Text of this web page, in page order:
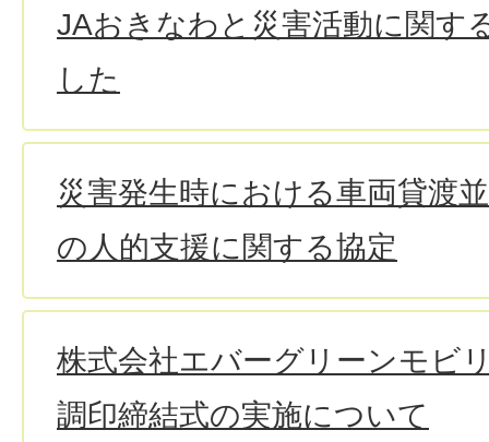
JAおきなわと災害活動に関す
した
災害発生時における車両貸渡
の人的支援に関する協定
株式会社エバーグリーンモビ
調印締結式の実施について